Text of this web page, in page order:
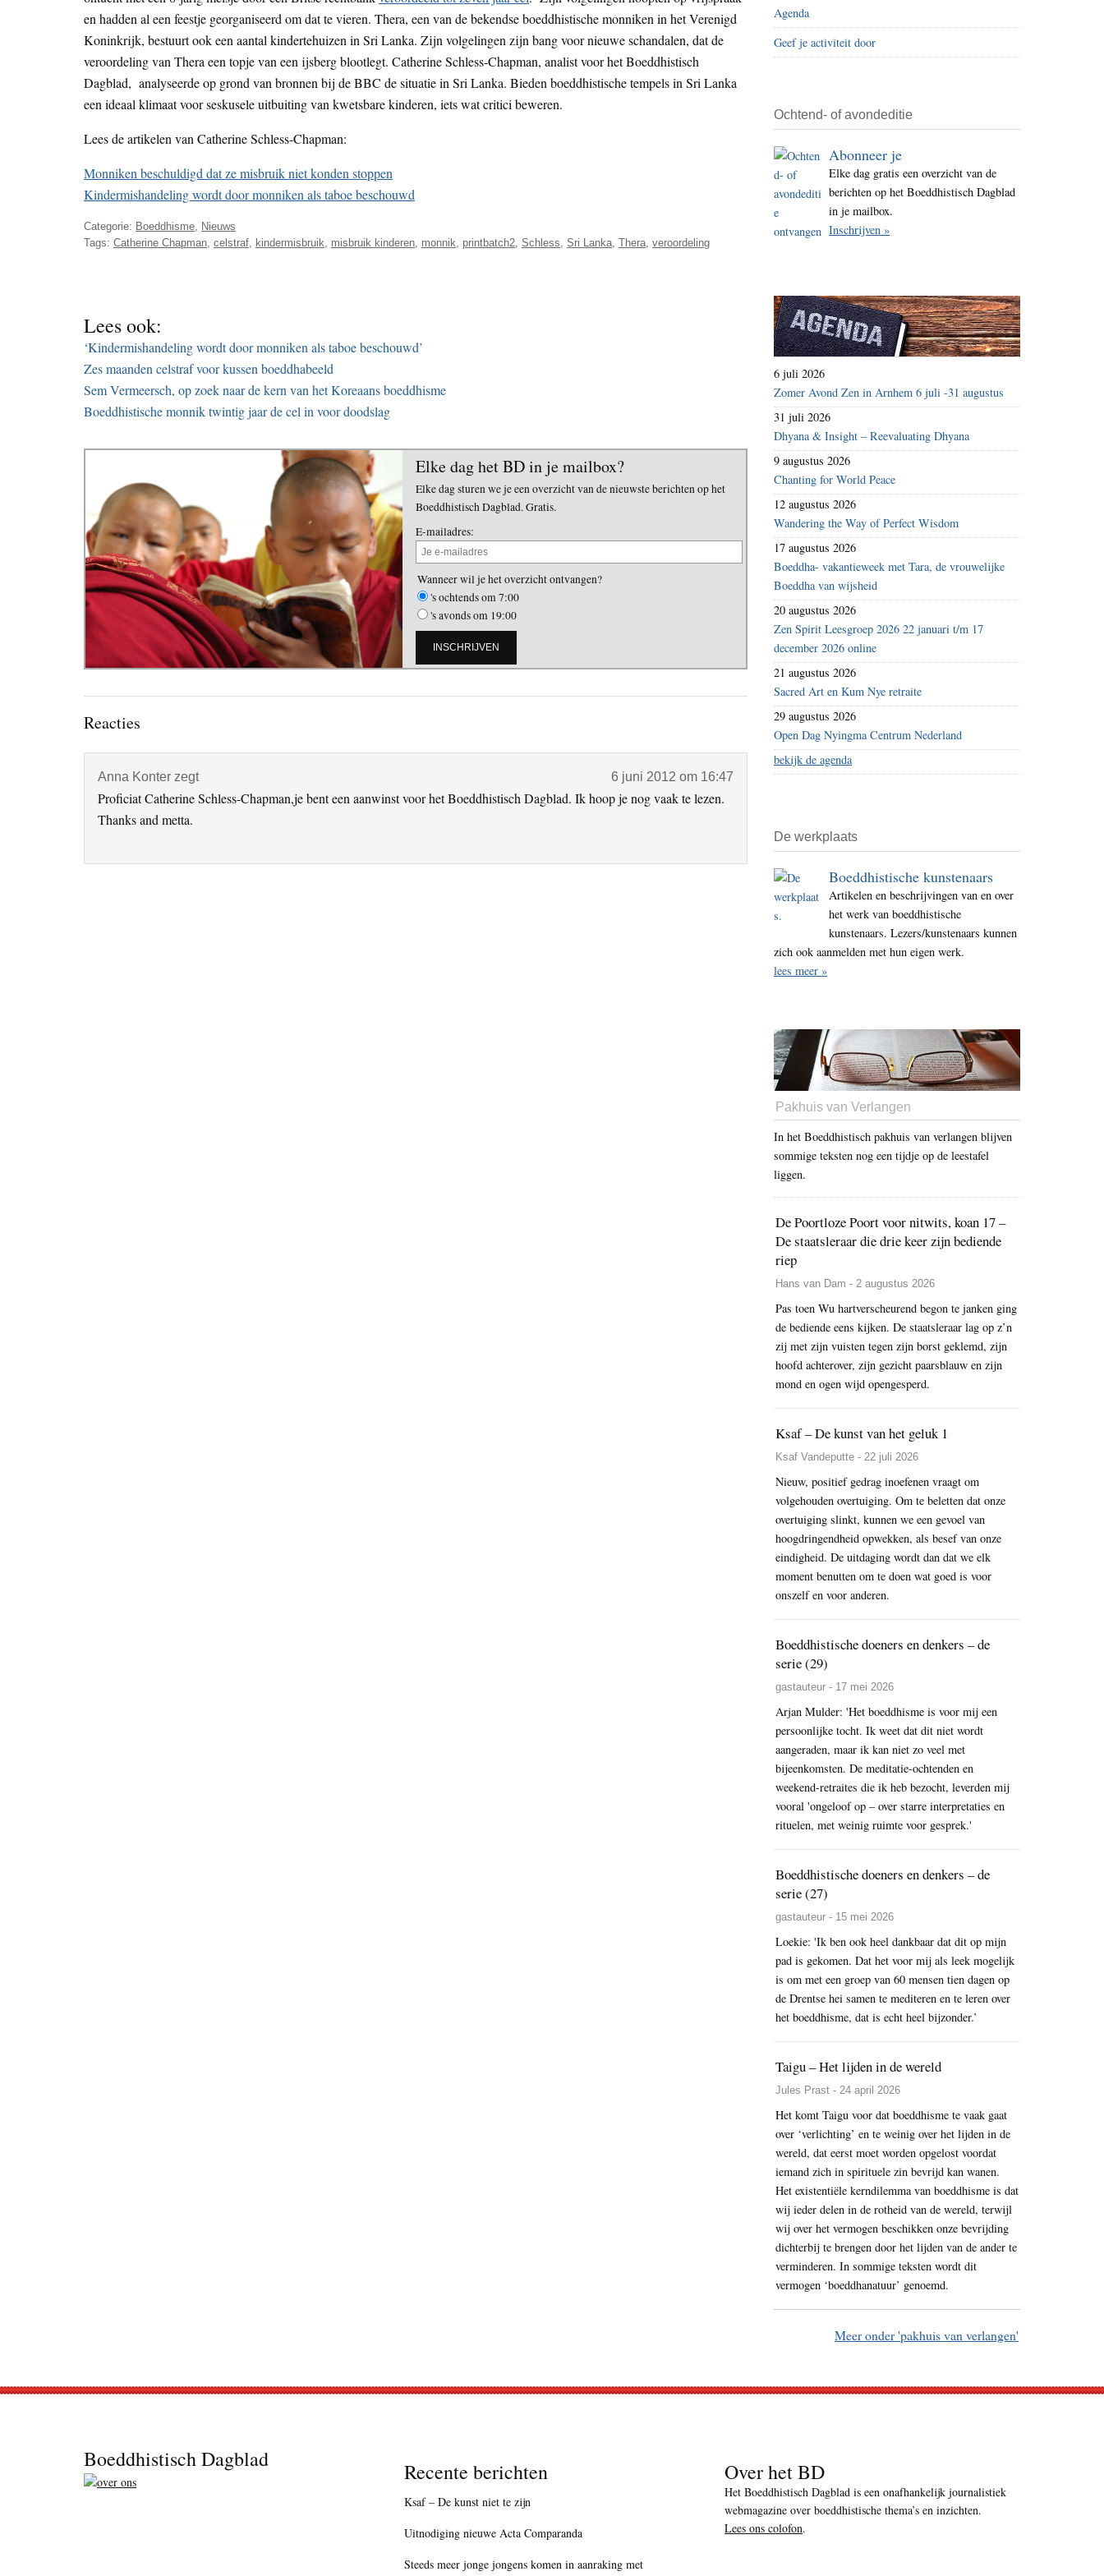
i
t
e
en hadden al een feestje georganiseerd om dat te vieren. Thera, een van de bekendse boeddhistische monniken in het Verenigd
Koninkrijk, bestuurt ook een aantal kindertehuizen in Sri Lanka. Zijn volgelingen zijn bang voor nieuwe schandalen, dat de
veroordeling van Thera een topje van een ijsberg blootlegt. Catherine Schless-Chapman, analist voor het Boeddhistisch
Dagblad, analyseerde op grond van bronnen bij de BBC de situatie in Sri Lanka. Bieden boeddhistische tempels in Sri Lanka
een ideaal klimaat voor seskusele uitbuiting van kwetsbare kinderen, iets wat critici beweren.
Lees de artikelen van Catherine Schless-Chapman:
Monniken beschuldigd dat ze misbruik niet konden stoppen
Kindermishandeling wordt door monniken als taboe beschouwd
Categorie: Boeddhisme, Nieuws
Tags: Catherine Chapman, celstraf, kindermisbruik, misbruik kinderen, monnik, printbatch2, Schless, Sri Lanka, Thera, veroordeling
Lees ook:
‘Kindermishandeling wordt door monniken als taboe beschouwd’
Zes maanden celstraf voor kussen boeddhabeeld
Sem Vermeersch, op zoek naar de kern van het Koreaans boeddhisme
Boeddhistische monnik twintig jaar de cel in voor doodslag
Elke dag het BD in je mailbox?
Elke dag sturen we je een overzicht van de nieuwste berichten op het
Boeddhistisch Dagblad. Gratis.
E-mailadres:
Wanneer wil je het overzicht ontvangen?
's ochtends om 7:00
's avonds om 19:00
Lees
Reacties
Anna Konter zegt 6 juni 2012 om 16:47
Proficiat Catherine Schless-Chapman,je bent een aanwinst voor het Boeddhistisch Dagblad. Ik hoop je nog vaak te lezen.
Thanks and metta.
Agenda
Geef je activiteit door
Ochtend- of avondeditie
Abonneer je
Elke dag gratis een overzicht van de
berichten op het Boeddhistisch Dagblad
in je mailbox.
Inschrijven »
6 juli 2026
Zomer Avond Zen in Arnhem 6 juli -31 augustus
31 juli 2026
Dhyana & Insight – Reevaluating Dhyana
9 augustus 2026
Chanting for World Peace
12 augustus 2026
Wandering the Way of Perfect Wisdom
17 augustus 2026
Boeddha- vakantieweek met Tara, de vrouwelijke
Boeddha van wijsheid
20 augustus 2026
Zen Spirit Leesgroep 2026 22 januari t/m 17
december 2026 online
21 augustus 2026
Sacred Art en Kum Nye retraite
29 augustus 2026
Open Dag Nyingma Centrum Nederland
bekijk de agenda
De werkplaats
Boeddhistische kunstenaars
Artikelen en beschrijvingen van en over
het werk van boeddhistische
kunstenaars. Lezers/kunstenaars kunnen
zich ook aanmelden met hun eigen werk.
lees meer »
Pakhuis van Verlangen
In het Boeddhistisch pakhuis van verlangen blijven
sommige teksten nog een tijdje op de leestafel
liggen.
De Poortloze Poort voor nitwits, koan 17 –
De staatsleraar die drie keer zijn bediende
riep
Hans van Dam - 2 augustus 2026
Pas toen Wu hartverscheurend begon te janken ging
de bediende eens kijken. De staatsleraar lag op z’n
zij met zijn vuisten tegen zijn borst geklemd, zijn
hoofd achterover, zijn gezicht paarsblauw en zijn
mond en ogen wijd opengesperd.
Ksaf – De kunst van het geluk 1
Ksaf Vandeputte - 22 juli 2026
Nieuw, positief gedrag inoefenen vraagt om
volgehouden overtuiging. Om te beletten dat onze
overtuiging slinkt, kunnen we een gevoel van
hoogdringendheid opwekken, als besef van onze
eindigheid. De uitdaging wordt dan dat we elk
moment benutten om te doen wat goed is voor
onszelf en voor anderen.
Boeddhistische doeners en denkers – de
serie (29)
gastauteur - 17 mei 2026
Arjan Mulder: 'Het boeddhisme is voor mij een
persoonlijke tocht. Ik weet dat dit niet wordt
aangeraden, maar ik kan niet zo veel met
bijeenkomsten. De meditatie-ochtenden en
weekend-retraites die ik heb bezocht, leverden mij
vooral 'ongeloof op – over starre interpretaties en
rituelen, met weinig ruimte voor gesprek.'
Boeddhistische doeners en denkers – de
serie (27)
gastauteur - 15 mei 2026
Loekie: 'Ik ben ook heel dankbaar dat dit op mijn
pad is gekomen. Dat het voor mij als leek mogelijk
is om met een groep van 60 mensen tien dagen op
de Drentse hei samen te mediteren en te leren over
het boeddhisme, dat is echt heel bijzonder.’
Taigu – Het lijden in de wereld
Jules Prast - 24 april 2026
Het komt Taigu voor dat boeddhisme te vaak gaat
over ‘verlichting’ en te weinig over het lijden in de
wereld, dat eerst moet worden opgelost voordat
iemand zich in spirituele zin bevrijd kan wanen.
Het existentiële kerndilemma van boeddhisme is dat
wij ieder delen in de rotheid van de wereld, terwijl
wij over het vermogen beschikken onze bevrijding
dichterbij te brengen door het lijden van de ander te
verminderen. In sommige teksten wordt dit
vermogen ‘boeddhanatuur’ genoemd.
Meer onder 'pakhuis van verlangen'
Boeddhistisch Dagblad Recente berichten
Ksaf – De kunst niet te zijn
Uitnodiging nieuwe Acta Comparanda
Steeds meer jonge jongens komen in aanraking met
Over het BD
Het Boeddhistisch Dagblad is een onafhankelijk journalistiek
webmagazine over boeddhistische thema’s en inzichten.
Lees ons colofon.